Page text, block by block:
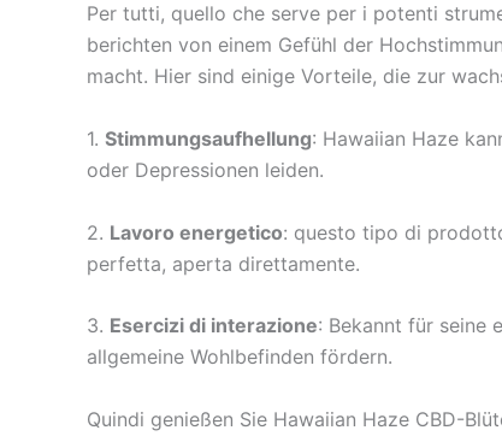
Per tutti, quello che serve per i potenti
berichten von einem Gefühl der
macht. Hier sind einige Vorteile, die zur
1. Stimmungsaufhellung: Hawaiian Haze
oder Depressionen leiden.
2. Lavoro energetico: questo tipo di
perfetta, aperta direttamente.
3. Esercizi di interazione: Bekannt für seine
allgemeine Wohlbefinden fördern.
Quindi genießen Sie Hawaiian Haze CBD-